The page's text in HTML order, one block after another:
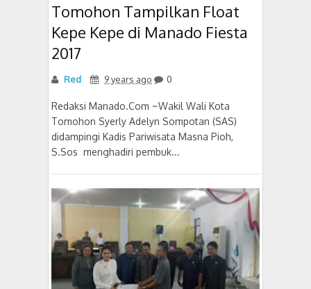
Tomohon Tampilkan Float
Kepe Kepe di Manado Fiesta
2017
Red 9 years ago 0
Redaksi Manado.Com ~Wakil Wali Kota
Tomohon Syerly Adelyn Sompotan (SAS)
didampingi Kadis Pariwisata Masna Pioh,
S.Sos menghadiri pembuk...